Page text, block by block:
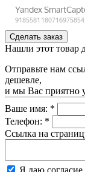
Нашли этот товар
Отправьте нам
дешевле,
и мы Вас приятно
Ваше имя: *
Телефон: *
Ссылка на
Я даю